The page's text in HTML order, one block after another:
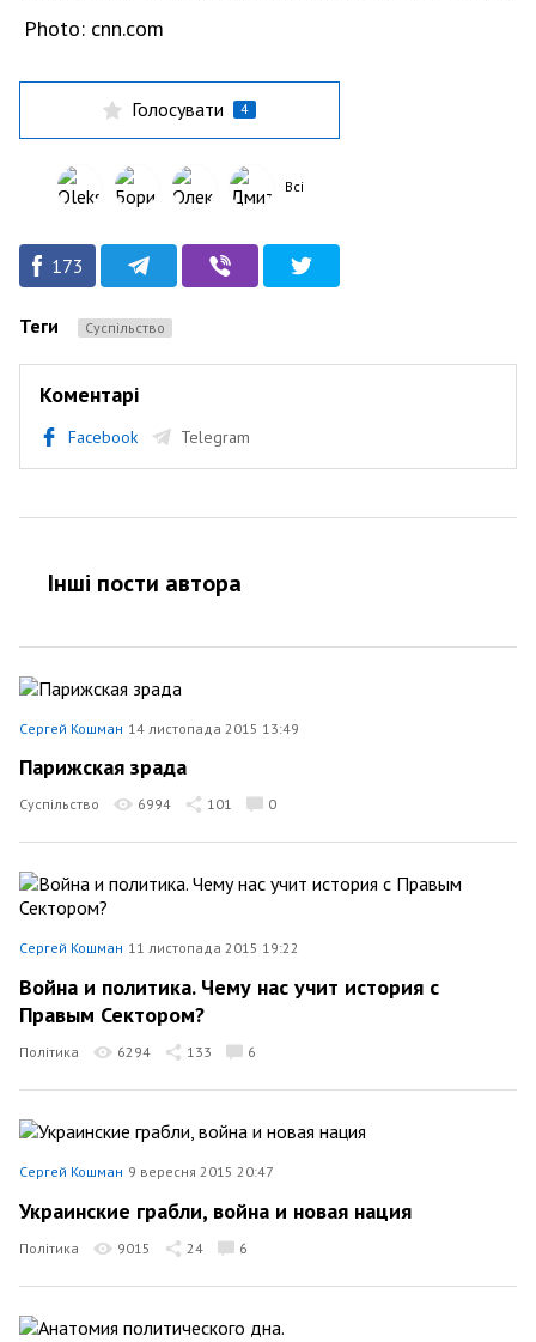
Photo: cnn.com
Голосувати 4
Всі
173
Теги Суспільство
Коментарі
Facebook Telegram
Інші пости автора
Сергей Кошман 14 листопада 2015 13:49
Парижская зрада
Суспільство 6994 101 0
Сергей Кошман 11 листопада 2015 19:22
Война и политика. Чему нас учит история с
Правым Сектором?
Політика 6294 133 6
Сергей Кошман 9 вересня 2015 20:47
Украинские грабли, война и новая нация
Політика 9015 24 6